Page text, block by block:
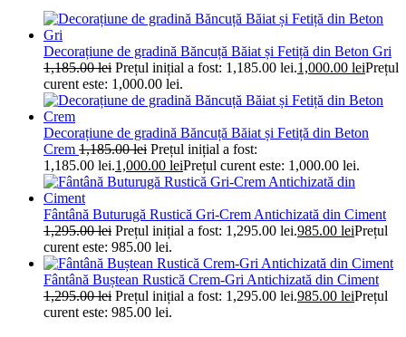
Decorațiune de gradină Băncuță Băiat și Fetiță din Beton Gri
1,185.00lei Prețul inițial a fost: 1,185.00 lei.1,000.00 leiPrețul
curent este: 1,000.00 lei.
Decorațiune de gradină Băncuță Băiat și Fetiță din Beton
Crem 1,185.00lei Prețul inițial a fost:
1,185.00 lei.1,000.00 leiPrețul curent este: 1,000.00 lei.
Fântână Buturugă Rustică Gri-Crem Antichizată din Ciment
1,295.00lei Prețul inițial a fost: 1,295.00 lei.985.00 leiPrețul
curent este: 985.00 lei.
Fântână Buștean Rustică Crem-Gri Antichizată din Ciment
1,295.00lei Prețul inițial a fost: 1,295.00 lei.985.00 leiPrețul
curent este: 985.00 lei.